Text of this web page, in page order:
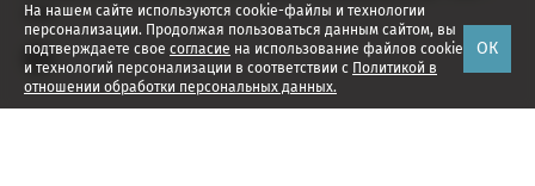
На нашем сайте используются cookie-файлы и технологии
персонализации. Продолжая пользоваться данным сайтом, вы
подтверждаете свое согласие на использование файлов cookie
и технологий персонализации в соответствии с Политикой в
отношении обработки персональных данных.
ОК
2026